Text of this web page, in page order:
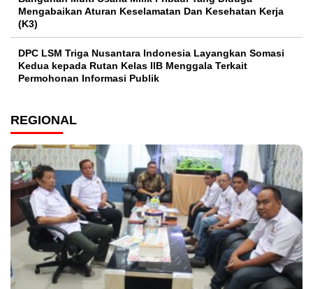
Mengabaikan Aturan Keselamatan Dan Kesehatan Kerja
(K3)
DPC LSM Triga Nusantara Indonesia Layangkan Somasi
Kedua kepada Rutan Kelas IIB Menggala Terkait
Permohonan Informasi Publik
REGIONAL